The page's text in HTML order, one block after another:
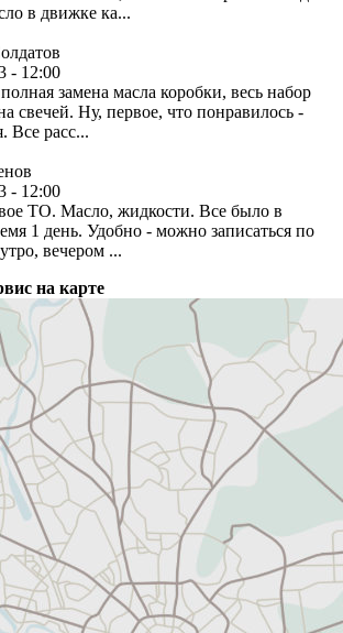
в движке ка...
- 12:00
замена масла коробки, весь набор
свечей. Ну, первое, что понравилось -
Все расс...
- 12:00
ТО. Масло, жидкости. Все было в
1 день. Удобно - можно записаться по
вечером ...
на карте